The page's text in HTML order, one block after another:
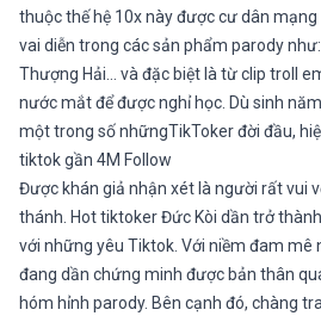
thuộc thế hệ 10x này được cư dân
vai diễn trong các sản phẩm parody
Thượng Hải… và đặc biệt là từ clip troll
nước mắt để được nghỉ học. Dù sinh
một trong số nhữngTikToker đời đầu,
tiktok gần 4M Follow
Được khán giả nhận xét là người rất vui
thánh. Hot tiktoker Đức Kòi dần trở
với những yêu Tiktok. Với niềm đam mê
đang dần chứng minh được bản thân
hóm hỉnh parody. Bên cạnh đó, chàng